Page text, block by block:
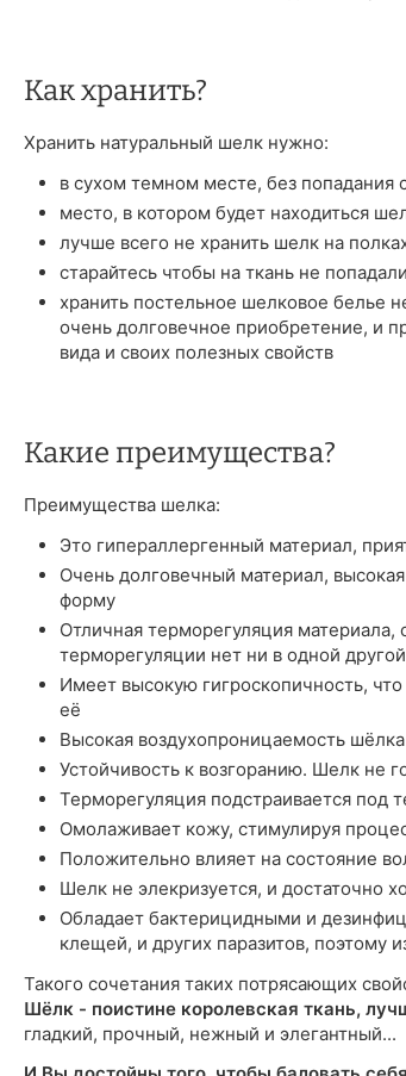
Как хранить?
Хранить натуральный шелк нужно:
в сухом темном месте, без попадания
место, в котором будет находиться
лучше всего не хранить шелк на
старайтесь чтобы на ткань не
хранить постельное шелковое белье
очень долговечное приобретение, и
вида и своих полезных свойств
Какие преимущества?
Преимущества шелка:
Это гипераллергенный материал,
Очень долговечный материал,
форму
Отличная терморегуляция
терморегуляции нет ни в одной
Имеет высокую гигроскопичность,
её
Высокая воздухопроницаемость
Устойчивость к возгоранию. Шелк не
Терморегуляция подстраивается под
Омолаживает кожу, стимулируя
Положительно влияет на состояние
Шелк не элекризуется, и достаточно
Обладает бактерицидными и
клещей, и других паразитов, поэтому
Такого сочетания таких потрясающих
Шёлк - поистине королевская ткань,
гладкий, прочный, нежный и элегантный...